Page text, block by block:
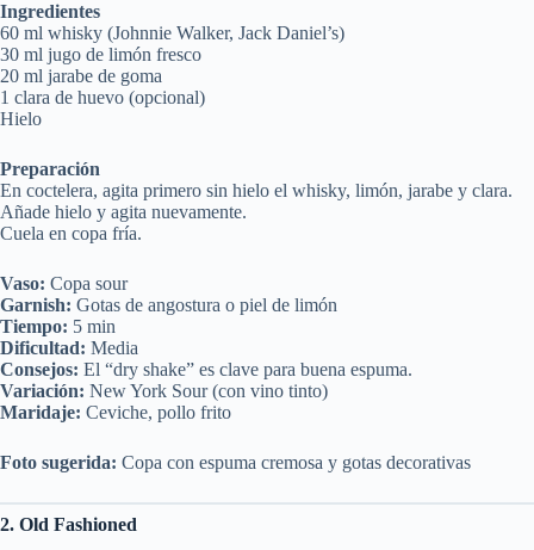
Ingredientes
60 ml whisky (Johnnie Walker, Jack Daniel’s)
30 ml jugo de limón fresco
20 ml jarabe de goma
1 clara de huevo (opcional)
Hielo
Preparación
En coctelera, agita primero sin hielo el whisky, limón, jarabe y clara.
Añade hielo y agita nuevamente.
Cuela en copa fría.
Vaso: Copa sour
Garnish: Gotas de angostura o piel de limón
Tiempo: 5 min
Dificultad: Media
Consejos: El “dry shake” es clave para buena espuma.
Variación: New York Sour (con vino tinto)
Maridaje: Ceviche, pollo frito
Foto sugerida: Copa con espuma cremosa y gotas decorativas
2. Old Fashioned